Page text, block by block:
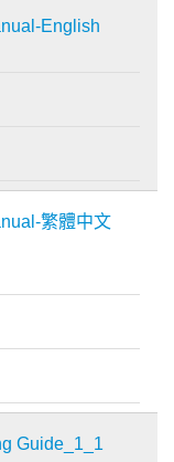
English
繁體中文
Guide_1_1